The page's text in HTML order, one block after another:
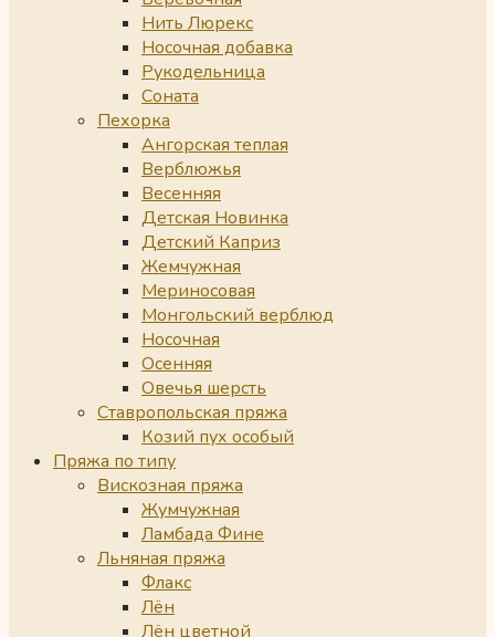
Нить Люрекс
Носочная добавка
Рукодельница
Соната
Пехорка
Ангорская теплая
Верблюжья
Весенняя
Детская Новинка
Детский Каприз
Жемчужная
Мериносовая
Монгольский верблюд
Носочная
Осенняя
Овечья шерсть
Ставропольская пряжа
Козий пух особый
Пряжа по типу
Вискозная пряжа
Жумчужная
Ламбада Фине
Льняная пряжа
Флакс
Лён
Лён цветной